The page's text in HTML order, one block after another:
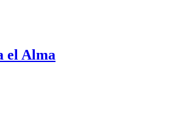
el Alma